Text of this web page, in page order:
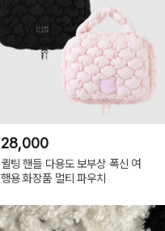
28,000
퀼팅 핸들 다용도 보부상 폭신 여
행용 화장품 멀티 파우치